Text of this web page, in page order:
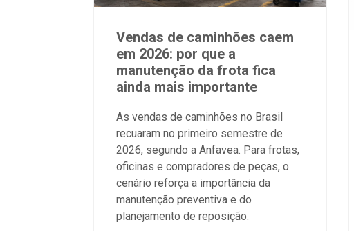
Vendas de caminhões caem
em 2026: por que a
manutenção da frota fica
ainda mais importante
As vendas de caminhões no Brasil
recuaram no primeiro semestre de
2026, segundo a Anfavea. Para frotas,
oficinas e compradores de peças, o
cenário reforça a importância da
manutenção preventiva e do
planejamento de reposição.